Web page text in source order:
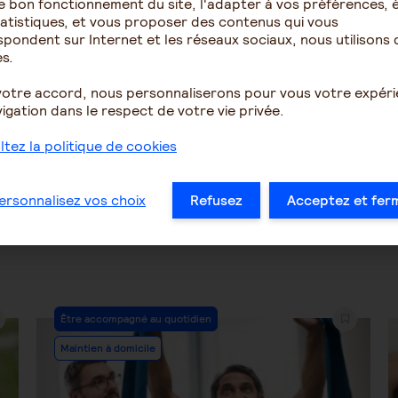
rentrer chez elle
21
accusation de vol dans
cadre de la démence
3 39
1 2 3
Post
Category:
Être accompagné au quotidien
Maintien à domicile
et vous proposer des contenus qui vous
sur Internet et les réseaux sociaux, nous utilisons
accord, nous personnaliserons pour vous votre
dans le respect de votre vie privée.
la politique de cookies
vos choix Refusez Acceptez et